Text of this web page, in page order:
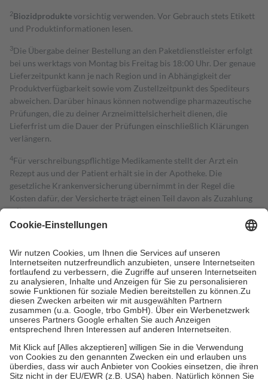
2Biozidproduktevorsichtig verwenden. Vor Gebrauch stets Etikett
und Produktinformationen lesen.
3Die Übergabe deiner Bestellung an den Paketdienstleister erfolgt
bei uns werktags von Montag bis Freitag bis 18:00 Uhr. Der genaue
Lieferzeitpunkt kann je nach Region und in Abhängigkeit der
Produktverfügbarkeit sowie vom Zustellzeitpunkt des Spediteurs
abweichen. Darüber hinaus können notwendige pharmazeutische
Prüfungen, die zu deiner Arzneimittelsicherheit dienen, die
Lieferfrist um die Dauer der Prüfungen einschließlich Klärungen
verlängern.
4Für verschreibungspflichtige Medikamente stellt der Arzt ein
Rezept aus und der Patient erhält sie in der Apotheke. Die
gesetzliche Krankenversicherung übernimmt in der Regel die
Kosten dafür, der Versicherte trägt einen Teil davon als Zuzahlung
mit.
Grundsätzlich leisten Mitglieder Zuzahlungen in Höhe von zehn
höchstens zehn Euro.
Es sind jedoch nie mehr als die tatsächlichen
Kosten der Leistung zu entrichten.
Diese Regeln gelten grundsätzlich auch für Online-Apotheken.
Bei Heilmitteln und häuslicher Krankenpflege beträgt die
Zuzahlung zehn Prozent der Kosten sowie zehn Euro je
Verordnung.
Um das Engagement der Versicherten für ihre eigene Gesundheit zu
stärken und die besondere Stellung der Familie zu unterstützen,
fallenkeine Zuzahlungenan bei:
• Kindern und Jugendlichen bis zum vollendeten 18. Lebensjahr
mit Ausnahme der Fahrkosten